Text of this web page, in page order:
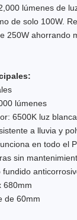
lúmenes de
de solo 100W.
250W ahorrando
lúmenes
6500K luz
a lluvia y
en todo el
sin
680mm
de 60mm